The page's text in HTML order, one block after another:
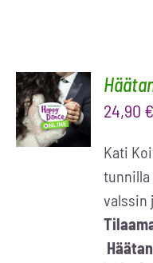
LISÄÄ
OSTOSKORIIN
/
LISÄTIEDOT
24,90 €
Kati
tunnilla
valssin